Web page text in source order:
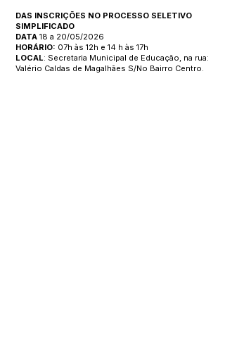
DAS INSCRIÇÕES NO PROCESSO SELETIVO
SIMPLIFICADO
DATA 18 a 20/05/2026
HORÁRIO: 07h às 12h e 14 h às 17h
LOCAL: Secretaria Municipal de Educação, na rua:
Valério Caldas de Magalhães S/No Bairro Centro.